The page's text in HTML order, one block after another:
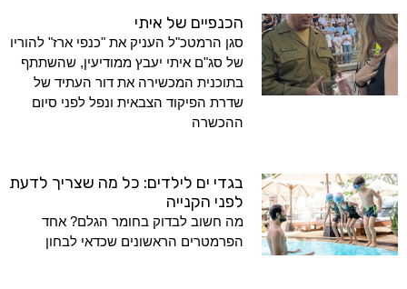
הכנפיים של איתי
סגן הרמטכ"ל העניק את "כנפי ארז" להוריו
של סג"ם איתי יעבץ ממודיעין, שהשתתף
בתוכנית המכשירה את דור העתיד של
שדרת הפיקוד הצבאית ונפל לפני סיום
ההכשרה
בגדי ים לילדים: כל מה שצריך לדעת
לפני הקנייה
מה חשוב לבדוק בחומר הגלם? אחד
הפרמטרים הראשונים שכדאי לבחון